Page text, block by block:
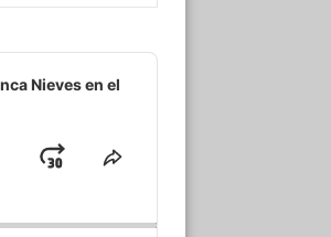
Nieves en el
JumpShare